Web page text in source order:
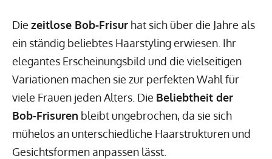
Die zeitlose Bob-Frisur hat sich über die Jahre als
ein ständig beliebtes Haarstyling erwiesen. Ihr
elegantes Erscheinungsbild und die vielseitigen
Variationen machen sie zur perfekten Wahl für
viele Frauen jeden Alters. Die Beliebtheit der
Bob-Frisuren bleibt ungebrochen, da sie sich
mühelos an unterschiedliche Haarstrukturen und
Gesichtsformen anpassen lässt.